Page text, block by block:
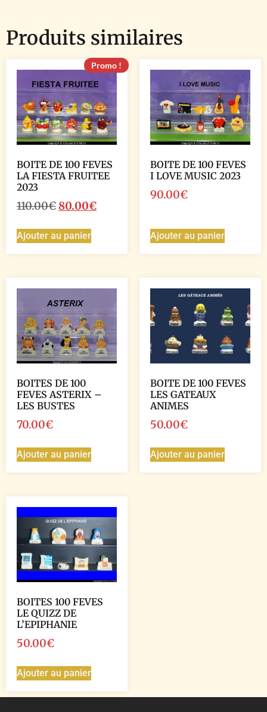
Produits similaires
Promo !
BOITE DE 100 FEVES
LA FIESTA FRUITEE
2023
110.00€80.00€
Ajouter au panier
BOITE DE 100 FEVES
I LOVE MUSIC 2023
90.00€
Ajouter au panier
BOITES DE 100
FEVES ASTERIX –
LES BUSTES
70.00€
Ajouter au panier
BOITE DE 100 FEVES
LES GATEAUX
ANIMES
50.00€
Ajouter au panier
BOITES 100 FEVES
LE QUIZZ DE
L’EPIPHANIE
50.00€
Ajouter au panier